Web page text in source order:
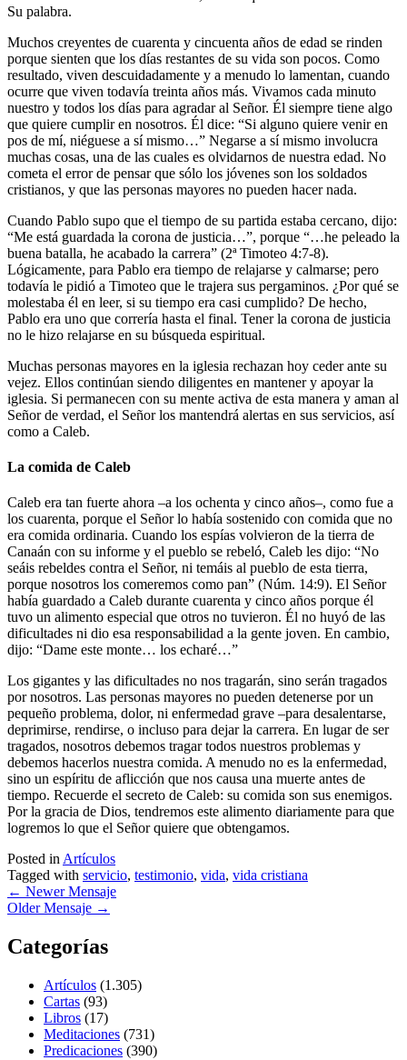
Su palabra.
Muchos creyentes de cuarenta y cincuenta años de edad se rinden
porque sienten que los días restantes de su vida son pocos. Como
resultado, viven descuidadamente y a menudo lo lamentan, cuando
ocurre que viven todavía treinta años más. Vivamos cada minuto
nuestro y todos los días para agradar al Señor. Él siempre tiene algo
que quiere cumplir en nosotros. Él dice: “Si alguno quiere venir en
pos de mí, niéguese a sí mismo…” Negarse a sí mismo involucra
muchas cosas, una de las cuales es olvidarnos de nuestra edad. No
cometa el error de pensar que sólo los jóvenes son los soldados
cristianos, y que las personas mayores no pueden hacer nada.
Cuando Pablo supo que el tiempo de su partida estaba cercano, dijo:
“Me está guardada la corona de justicia…”, porque “…he peleado la
buena batalla, he acabado la carrera” (2ª Timoteo 4:7-8).
Lógicamente, para Pablo era tiempo de relajarse y calmarse; pero
todavía le pidió a Timoteo que le trajera sus pergaminos. ¿Por qué se
molestaba él en leer, si su tiempo era casi cumplido? De hecho,
Pablo era uno que correría hasta el final. Tener la corona de justicia
no le hizo relajarse en su búsqueda espiritual.
Muchas personas mayores en la iglesia rechazan hoy ceder ante su
vejez. Ellos continúan siendo diligentes en mantener y apoyar la
iglesia. Si permanecen con su mente activa de esta manera y aman al
Señor de verdad, el Señor los mantendrá alertas en sus servicios, así
como a Caleb.
La comida de Caleb
Caleb era tan fuerte ahora –a los ochenta y cinco años–, como fue a
los cuarenta, porque el Señor lo había sostenido con comida que no
era comida ordinaria. Cuando los espías volvieron de la tierra de
Canaán con su informe y el pueblo se rebeló, Caleb les dijo: “No
seáis rebeldes contra el Señor, ni temáis al pueblo de esta tierra,
porque nosotros los comeremos como pan” (Núm. 14:9). El Señor
había guardado a Caleb durante cuarenta y cinco años porque él
tuvo un alimento especial que otros no tuvieron. Él no huyó de las
dificultades ni dio esa responsabilidad a la gente joven. En cambio,
dijo: “Dame este monte… los echaré…”
Los gigantes y las dificultades no nos tragarán, sino serán tragados
por nosotros. Las personas mayores no pueden detenerse por un
pequeño problema, dolor, ni enfermedad grave –para desalentarse,
deprimirse, rendirse, o incluso para dejar la carrera. En lugar de ser
tragados, nosotros debemos tragar todos nuestros problemas y
debemos hacerlos nuestra comida. A menudo no es la enfermedad,
sino un espíritu de aflicción que nos causa una muerte antes de
tiempo. Recuerde el secreto de Caleb: su comida son sus enemigos.
Por la gracia de Dios, tendremos este alimento diariamente para que
logremos lo que el Señor quiere que obtengamos.
Posted in Artículos
Tagged with servicio, testimonio, vida, vida cristiana
← Newer Mensaje
Older Mensaje →
Categorías
Artículos (1.305)
Cartas (93)
Libros (17)
Meditaciones (731)
Predicaciones (390)